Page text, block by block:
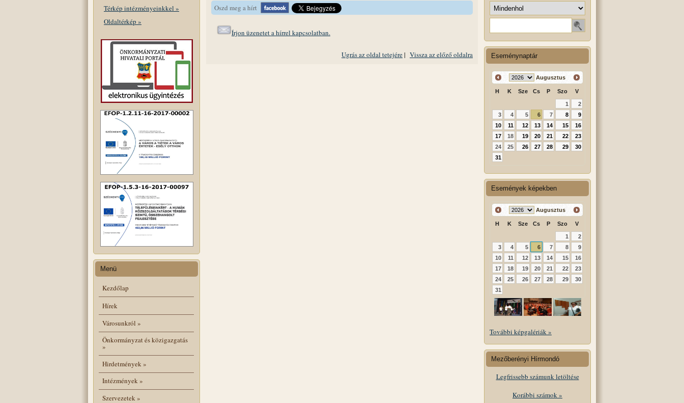
Térkép intézményeinkkel »
Oldaltérkép »
Menü
Kezdőlap
Hírek
Városunkról »
Önkormányzat és közigazgatás
»
Hirdetmények»
Intézmények»
Szervezetek»
Oszd meg a hírt
Írjon üzenetet a hírrel kapcsolatban.
Ugrás az oldal tetejére| Vissza az előző oldalra
Keresés helye
Eseménynaptár
Augusztus
H K Sze Cs P Szo V
1
2
3
4 5 6 7 8
9
10
11 12 13 14 15
16
17
18 19 20 21 22
23
24
25 26 27 28 29
30
31
Események képekben
Augusztus
H K Sze Cs P Szo V
1
2
3
4 5 6 7 8
9
10
11 12 13 14 15
16
17
18 19 20 21 22
23
24
25 26 27 28 29
30
31
További képgalériák »
Mezőberényi Hírmondó
Legfrissebb számunk letöltése
Korábbi számok »